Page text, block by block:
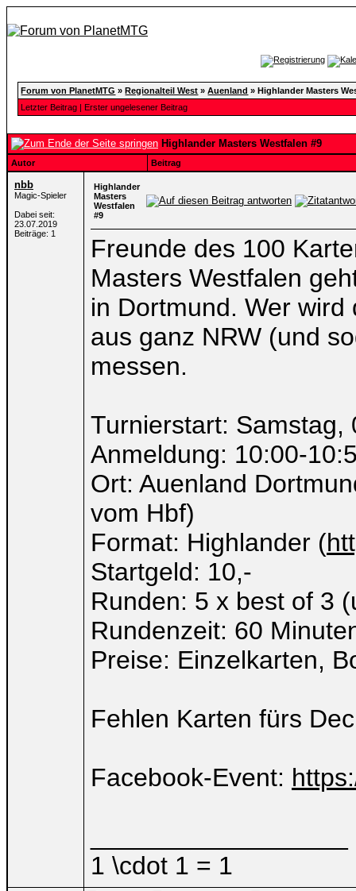
Forum von PlanetMTG »Regionalteil West »Auenland »Highlander Masters
Letzter Beitrag |Erster ungelesener Beitrag
Highlander Masters Westfalen #9
Autor Beitrag
nbb
Magic-Spieler
Dabei seit:
23.07.2019
Beiträge: 1
Highlander
Masters
Westfalen
#9
Freunde des 100
Masters Westfalen
in Dortmund. Wer
aus ganz NRW (und
messen.
Turnierstart: Samstag,
Anmeldung: 10:00-
Ort: Auenland
vom Hbf)
Format: Highlander (
Startgeld: 10,-
Runden: 5 x best of 3
Rundenzeit: 60
Preise: Einzelkarten,
Fehlen Karten fürs
Facebook-Event:
1 \cdot 1 = 1